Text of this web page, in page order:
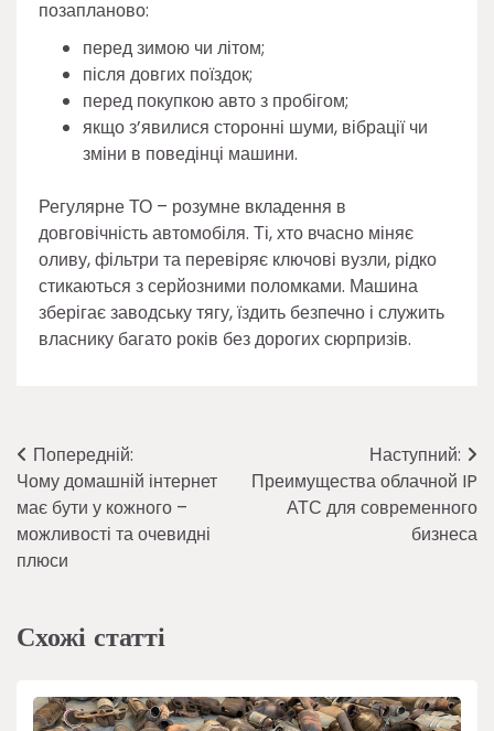
позапланово:
перед зимою чи літом;
після довгих поїздок;
перед покупкою авто з пробігом;
якщо з’явилися сторонні шуми, вібрації чи
зміни в поведінці машини.
Регулярне ТО – розумне вкладення в
довговічність автомобіля. Ті, хто вчасно міняє
оливу, фільтри та перевіряє ключові вузли, рідко
стикаються з серйозними поломками. Машина
зберігає заводську тягу, їздить безпечно і служить
власнику багато років без дорогих сюрпризів.
Навігація
записів
Попередній:
Чому домашній інтернет
має бути у кожного –
можливості та очевидні
плюси
Наступний:
Преимущества облачной IP
АТС для современного
бизнеса
Схожі статті